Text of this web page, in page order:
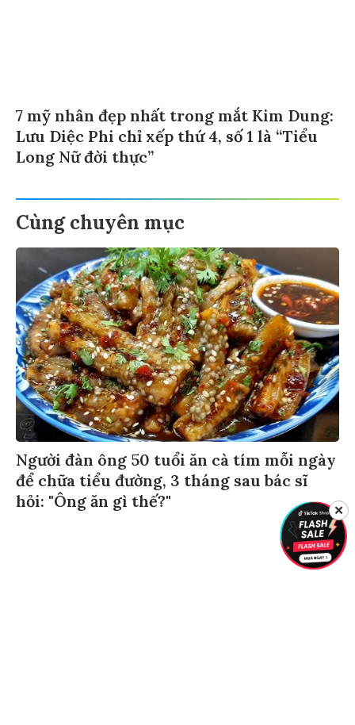
7 mỹ nhân đẹp nhất trong mắt Kim Dung:
Lưu Diệc Phi chỉ xếp thứ 4, số 1 là “Tiểu
Long Nữ đời thực”
Cùng chuyên mục
Người đàn ông 50 tuổi ăn cà tím mỗi ngày
để chữa tiểu đường, 3 tháng sau bác sĩ
hỏi: "Ông ăn gì thế?"
✕